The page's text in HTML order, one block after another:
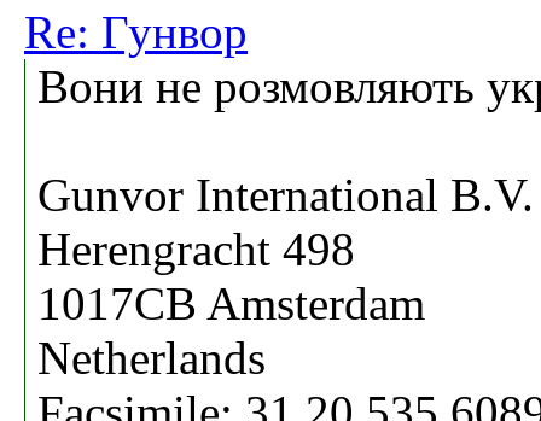
Re: Гунвор
Вони не розмовляють
Gunvor International B.V.
Herengracht 498
1017CB Amsterdam
Netherlands